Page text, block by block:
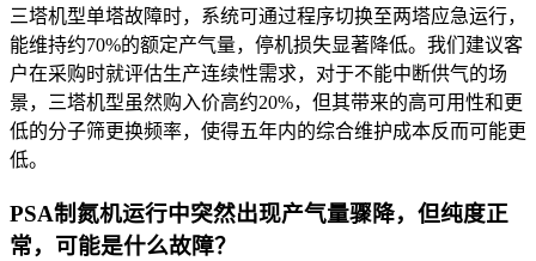
三塔机型单塔故障时，系统可通过程序切换至两塔应急运行，
能维持约70%的额定产气量，停机损失显著降低。我们建议客
户在采购时就评估生产连续性需求，对于不能中断供气的场
景，三塔机型虽然购入价高约20%，但其带来的高可用性和更
低的分子筛更换频率，使得五年内的综合维护成本反而可能更
低。
PSA制氮机运行中突然出现产气量骤降，但纯度正
常，可能是什么故障？